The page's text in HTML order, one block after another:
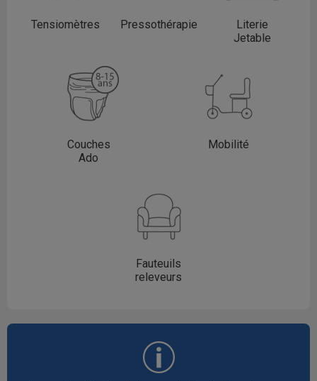
Tensiomètres Pressothérapie
Literie
Jetable
Couches
Ado
Mobilité
Fauteuils
releveurs